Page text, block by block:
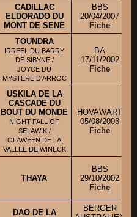
CADILLAC
ELDORADO DU
MONT DE SENE
BBS
20/04/2007
Fiche
TOUNDRA
IRREEL DU BARRY
DE SIBYNE /
JOYCE DU
MYSTERE D'ARROC
BA
17/11/2002
Fiche
USKILA DE LA
CASCADE DU
BOUT DU MONDE
NIGHT FALL OF
SELAWIK /
OLAWEEN DE LA
VALLEE DE WINECK
HOVAWART
05/08/2003
Fiche
THAYA
BBS
29/10/2002
Fiche
DAO DE LA
BERGER